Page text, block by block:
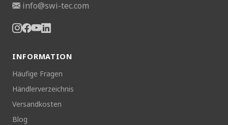
info@swi-tec.com
INFORMATION
Häufige Fragen
Händlerverzeichnis
Versandkosten
Blog